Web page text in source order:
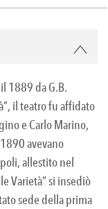
1889 da G.B.
il teatro fu affidato
e Carlo Marino,
avevano
allestito nel
Varietà” si insediò
sede della prima